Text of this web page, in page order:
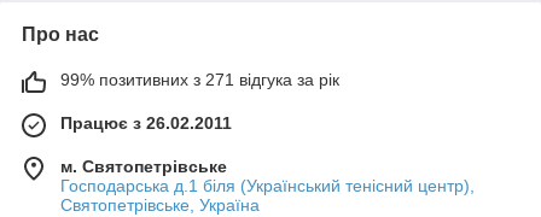
Про нас
99% позитивних з 271 відгука за рік
Працює з 26.02.2011
м. Святопетрівське
Господарська д.1 біля (Український тенісний центр),
Святопетрівське, Україна